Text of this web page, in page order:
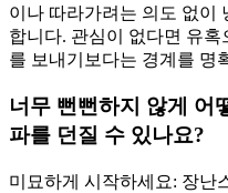
이나 따라가려는 의도 없이
합니다. 관심이 없다면 유
를 보내기보다는 경계를 명
너무 뻔뻔하지 않게 어
파를 던질 수 있나요?
미묘하게 시작하세요: 장난